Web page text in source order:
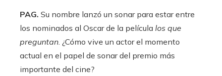
PAG. Su nombre lanzó un sonar para estar entre
los nominados al Oscar de la película los que
preguntan . ¿Cómo vive un actor el momento
actual en el papel de sonar del premio más
importante del cine?